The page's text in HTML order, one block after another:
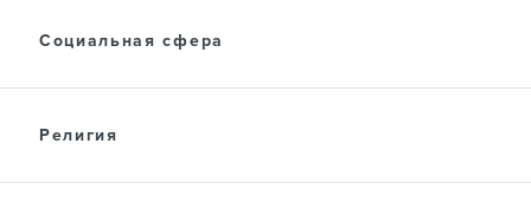
Социальная сфера
Религия